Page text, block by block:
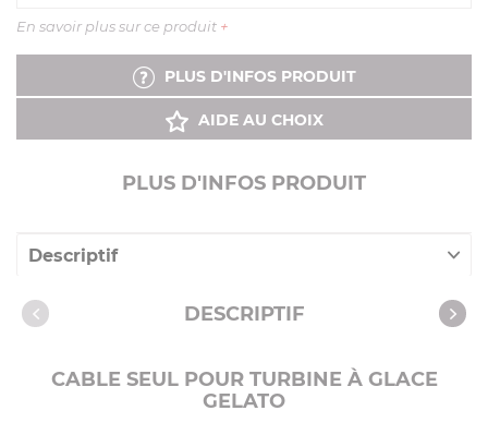
En savoir plus sur ce produit +
PLUS D'INFOS PRODUIT
AIDE AU CHOIX
PLUS D'INFOS PRODUIT
Descriptif
Caractéristiques DESCRIPTIF
CABLE SEUL POUR TURBINE À GLACE
GELATO